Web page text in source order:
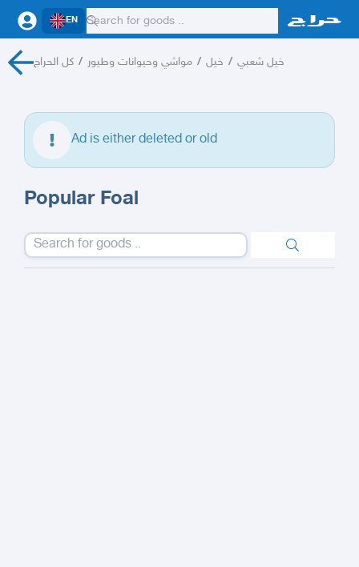
EN
كل الحراج / مواشي وحيوانات وطيور / خيل / خيل شعبي
Ad is either deleted or old
Popular Foal